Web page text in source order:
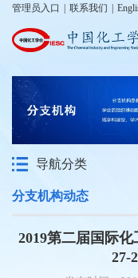
管理员入口 联系我们
导航分类
分支机构动态
2019第二届国际
27-